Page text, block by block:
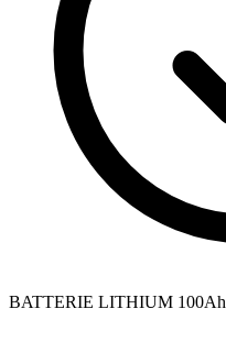
BATTERIE LITHIUM 100Ah